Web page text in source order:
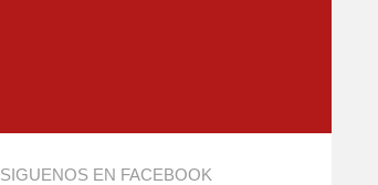
SIGUENOS EN FACEBOOK